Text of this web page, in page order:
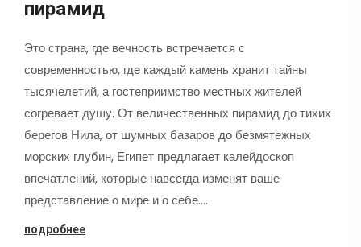
пирамид
Это страна, где вечность встречается с
современностью, где каждый камень хранит тайны
тысячелетий, а гостеприимство местных жителей
согревает душу. От величественных пирамид до тихих
берегов Нила, от шумных базаров до безмятежных
морских глубин, Египет предлагает калейдоскоп
впечатлений, которые навсегда изменят ваше
представление о мире и о себе.…
подробнее